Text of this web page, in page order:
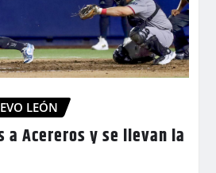
LEÓN
a Acereros y se llevan la